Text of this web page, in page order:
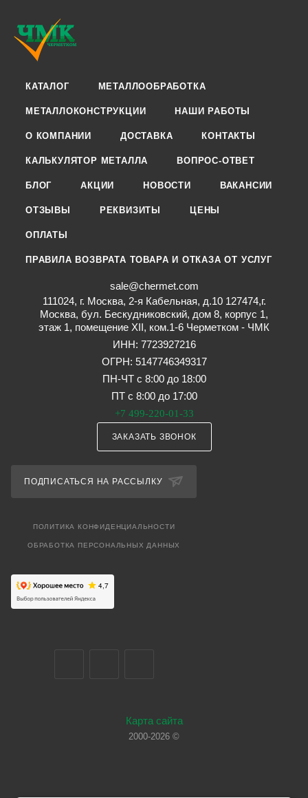
КАТАЛОГ МЕТАЛЛООБРАБОТКА
МЕТАЛЛОКОНСТРУКЦИИ НАШИ РАБОТЫ
О КОМПАНИИ ДОСТАВКА КОНТАКТЫ
КАЛЬКУЛЯТОР МЕТАЛЛА ВОПРОС-ОТВЕТ
БЛОГ АКЦИИ НОВОСТИ ВАКАНСИИ
ОТЗЫВЫ РЕКВИЗИТЫ ЦЕНЫ
ОПЛАТЫ
ПРАВИЛА ВОЗВРАТА ТОВАРА И ОТКАЗА ОТ УСЛУГ
sale@chermet.com
111024, г. Москва, 2-я Кабельная, д.10 127474,г.
Москва, бул. Бескудниковский, дом 8, корпус 1,
этаж 1, помещение XII, ком.1-6 Черметком - ЧМК
ИНН: 7723927216
ОГРН: 5147746349317
ПН-ЧТ с 8:00 до 18:00
ПТ с 8:00 до 17:00
+7 499-220-01-33
ЗАКАЗАТЬ ЗВОНОК
ПОДПИСАТЬСЯ НА РАССЫЛКУ
ПОЛИТИКА КОНФИДЕНЦИАЛЬНОСТИ
ОБРАБОТКА ПЕРСОНАЛЬНЫХ ДАННЫХ
Карта сайта
2000-2026 ©